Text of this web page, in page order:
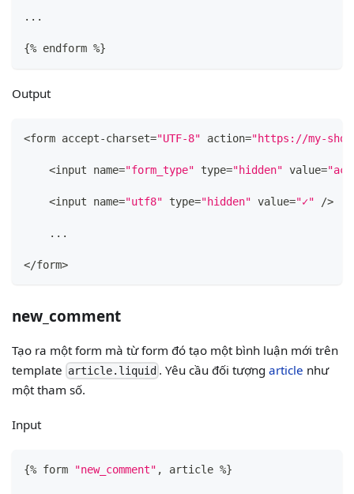
...
{% endform %}
Output
<form accept-charset="UTF-8" action="https://my-
    <input name=
"form_type" type="hidden" value=
    <input name=
"utf8" type="hidden" value="✓" />
    ...
</form>
new_comment
Tạo ra một form mà từ form đó tạo một bình luận mới trên
template article.liquid . Yêu cầu đối tượngarticle như
một tham số.
Input
{% form "new_comment" , article %}